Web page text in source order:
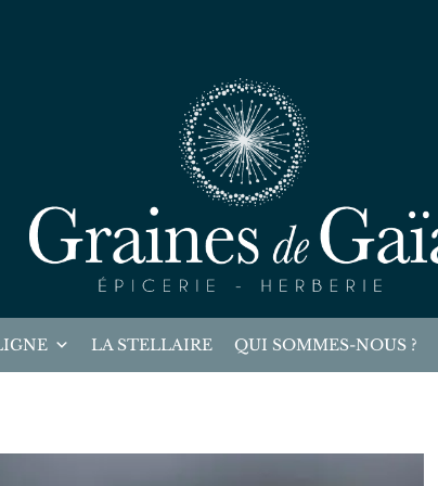
LA STELLAIRE QUI SOMMES-NOUS ?